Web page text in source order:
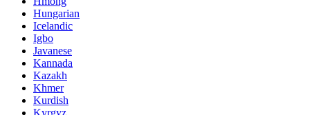
Hungarian
Icelandic
Igbo
Javanese
Kannada
Kazakh
Khmer
Kurdish
Kyrgyz